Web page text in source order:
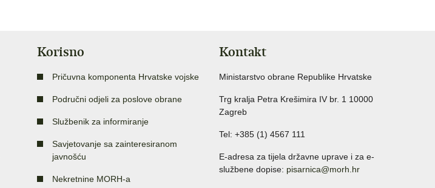
Korisno
Pričuvna komponenta Hrvatske vojske
Područni odjeli za poslove obrane
Službenik za informiranje
Savjetovanje sa zainteresiranom
javnošću
Nekretnine MORH-a
Kontakt
Ministarstvo obrane Republike Hrvatske
Trg kralja Petra Krešimira IV br. 1 10000
Zagreb
Tel: +385 (1) 4567 111
E-adresa za tijela državne uprave i za e-
službene dopise: pisarnica@morh.hr